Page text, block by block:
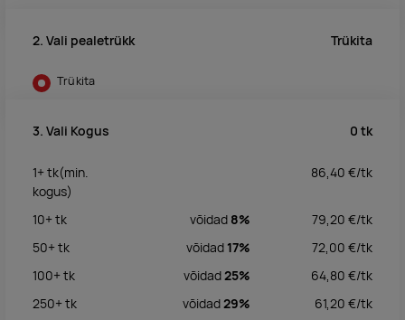
2. Vali pealetrükk Trükita
Trükita
3. Vali Kogus 0 tk
1+tk(min.
kogus)
86,40 €/tk
10+tk võidad 8% 79,20 €/tk
50+tk võidad 17% 72,00 €/tk
100+tk võidad25% 64,80 €/tk
250+tk võidad29% 61,20 €/tk